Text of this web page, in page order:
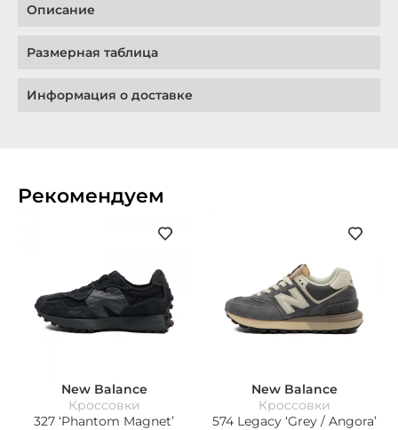
Описание
Размерная таблица
Информация о доставке
Рекомендуем
New Balance
Кроссовки
327 ‘Phantom Magnet’
New Balance
Кроссовки
574 Legacy ‘Grey / Angora’